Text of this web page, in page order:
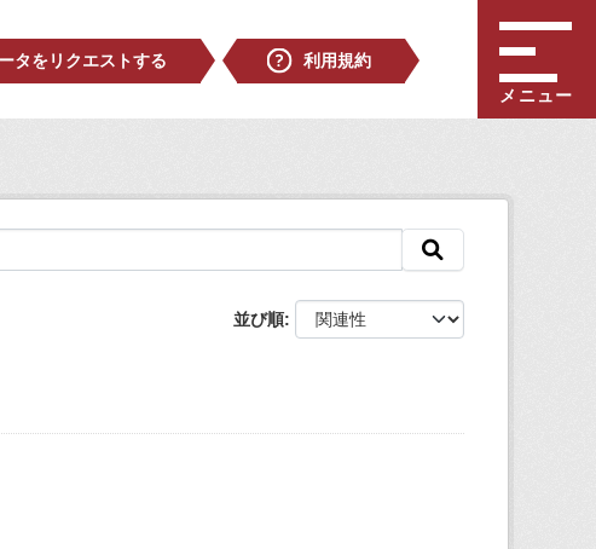
タをリクエストする
利用規約
メニュー
並び順